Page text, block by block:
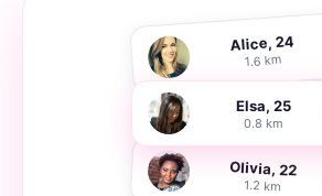
Alice, 24
1.6 km
Elsa, 25
0.8 km
Olivia, 22
1.2 km